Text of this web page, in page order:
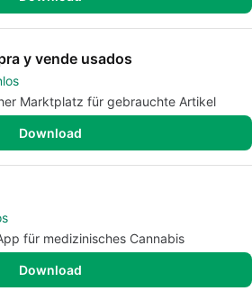
y vende usados
Marktplatz für gebrauchte Artikel
Download
für medizinisches Cannabis
Download